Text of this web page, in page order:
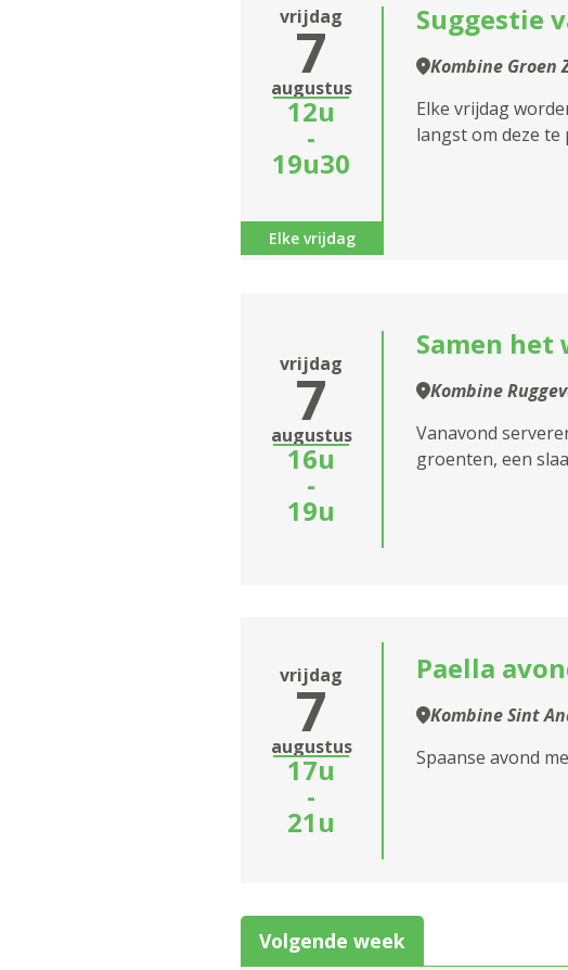
Assistentiewoningen
Broydenborg
Assistentiewoningen
Cadix
Creutz
Assistentiewoningen De
Brem
Assistentiewoningen De
Brem II
Assistentiewoningen De
Donkse Beek
Assistentiewoningen De
Krekel
Assistentiewoningen De
Leliepoort
Assistentiewoningen De
Assistentiewoningen De
Meere
Sluiten
vrijdag
7
augustus
12u
-
19u30
Elke vrijdag
Suggestie
Kombine
Elke vrijdag
langst om deze te
vrijdag
7
augustus
16u
-
19u
Samen het
Kombine
Vanavond
groenten, een
vrijdag
7
augustus
17u
-
21u
Paella
Kombine Sint
Spaanse avond
Volgende week